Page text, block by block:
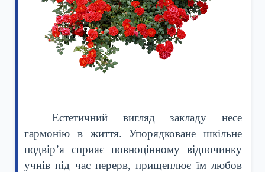
Естетичний вигляд закладу несе
гармонію в життя. Упорядковане шкільне
подвір’я сприяє повноцінному відпочинку
учнів під час перерв, прищеплює їм любов